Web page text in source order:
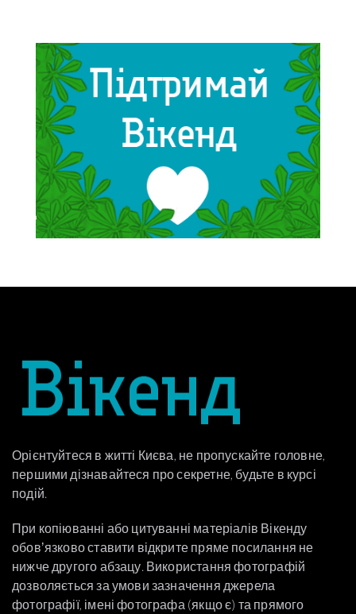
Орієнтуйтеся в житті Києва, не пропускайте головне,
першими дізнавайтеся про секретне, будьте в курсі
подій.
При копіюванні або цитуванні матеріалів Вікенду
обовʼязково ставити відкрите пряме посилання не
нижче другого абзацу. Використання фотографій
дозволяється за умови зазначення джерела
фотографії, імені фотографа (якщо є) та прямого